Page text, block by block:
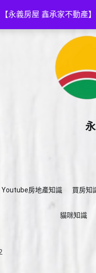
【永義房屋 鑫承家不動產
Youtube房地產知識 買房知
貓咪知識